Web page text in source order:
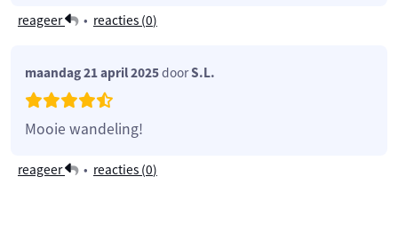
reageer • reacties (0)
maandag 21 april 2025doorS.L.
Mooie wandeling!
reageer • reacties (0)